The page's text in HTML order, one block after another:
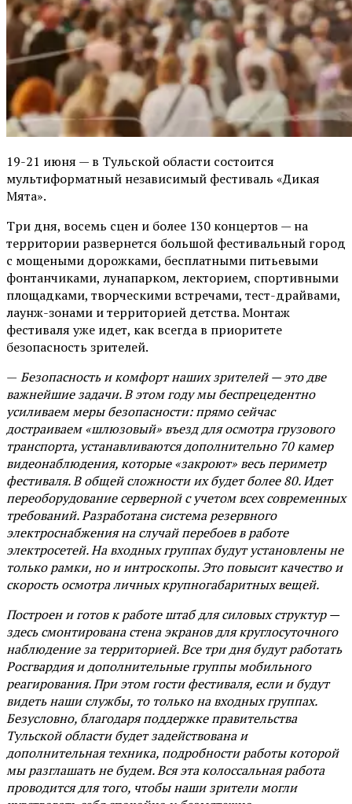
19-21 июня — в Тульской области состоится
мультиформатный независимый фестиваль «Дикая
Мята».
Три дня, восемь сцен и более 130 концертов — на
территории развернется большой фестивальный город
с мощеными дорожками, бесплатными питьевыми
фонтанчиками, лунапарком, лекторием, спортивными
площадками, творческими встречами, тест-драйвами,
лаунж-зонами и территорией детства. Монтаж
фестиваля уже идет, как всегда в приоритете
безопасность зрителей.
— Безопасность и комфорт наших зрителей — это две
важнейшие задачи. В этом году мы беспрецедентно
усиливаем меры безопасности: прямо сейчас
достраиваем «шлюзовый» въезд для осмотра грузового
транспорта, устанавливаются дополнительно 70 камер
видеонаблюдения, которые «закроют» весь периметр
фестиваля. В общей сложности их будет более 80. Идет
переоборудование серверной с учетом всех современных
требований. Разработана система резервного
электроснабжения на случай перебоев в работе
электросетей. На входных группах будут установлены не
только рамки, но и интроскопы. Это повысит качество и
скорость осмотра личных крупногабаритных вещей.
Построен и готов к работе штаб для силовых структур —
здесь смонтирована стена экранов для круглосуточного
наблюдение за территорией. Все три дня будут работать
Росгвардия и дополнительные группы мобильного
реагирования. При этом гости фестиваля, если и будут
видеть наши службы, то только на входных группах.
Безусловно, благодаря поддержке правительства
Тульской области будет задействована и
дополнительная техника, подробности работы которой
мы разглашать не будем. Вся эта колоссальная работа
проводится для того, чтобы наши зрители могли